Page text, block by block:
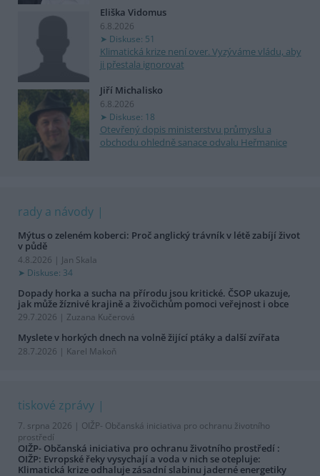
Eliška Vidomus
6.8.2026
Diskuse: 51
Klimatická krize není over. Vyzýváme vládu, aby
ji přestala ignorovat
Jiří Michalisko
6.8.2026
Diskuse: 18
Otevřený dopis ministerstvu průmyslu a
obchodu ohledně sanace odvalu Heřmanice
rady a návody
Mýtus o zeleném koberci: Proč anglický trávník v létě zabíjí život
v půdě
4.8.2026 | Jan Skala
Diskuse: 34
Dopady horka a sucha na přírodu jsou kritické. ČSOP ukazuje,
jak může žíznivé krajině a živočichům pomoci veřejnost i obce
29.7.2026 | Zuzana Kučerová
Myslete v horkých dnech na volně žijící ptáky a další zvířata
28.7.2026 | Karel Makoň
tiskové zprávy
7. srpna 2026 | OIŽP- Občanská iniciativa pro ochranu životního
prostředí
OIŽP- Občanská iniciativa pro ochranu životního prostředí :
OIŽP: Evropské řeky vysychají a voda v nich se otepluje:
Klimatická krize odhaluje zásadní slabinu jaderné energetiky